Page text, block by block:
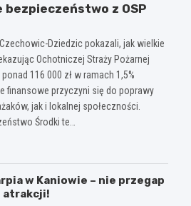
bezpieczeństwo z OSP
Dziedzic pokazali, jak wielkie
Ochotniczej Straży Pożarnej
116 000 zł w ramach 1,5%
finansowe przyczyni się do poprawy
jak i lokalnej społeczności.
Środki te…
w Kaniowie – nie przegap